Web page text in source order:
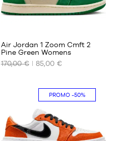
NOS
TAILLES
Air Jordan 1 Zoom Cmft 2
Pine Green Womens
170,00 €
85,00 €
PROMO -50%